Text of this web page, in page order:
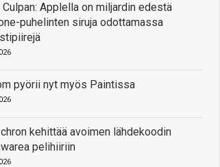
Culpan: Applella on miljardin edestä
puhelinten siruja odottamassa
pyörii nyt myös Paintissa
kehittää avoimen lähdekoodin
pelihiiriin